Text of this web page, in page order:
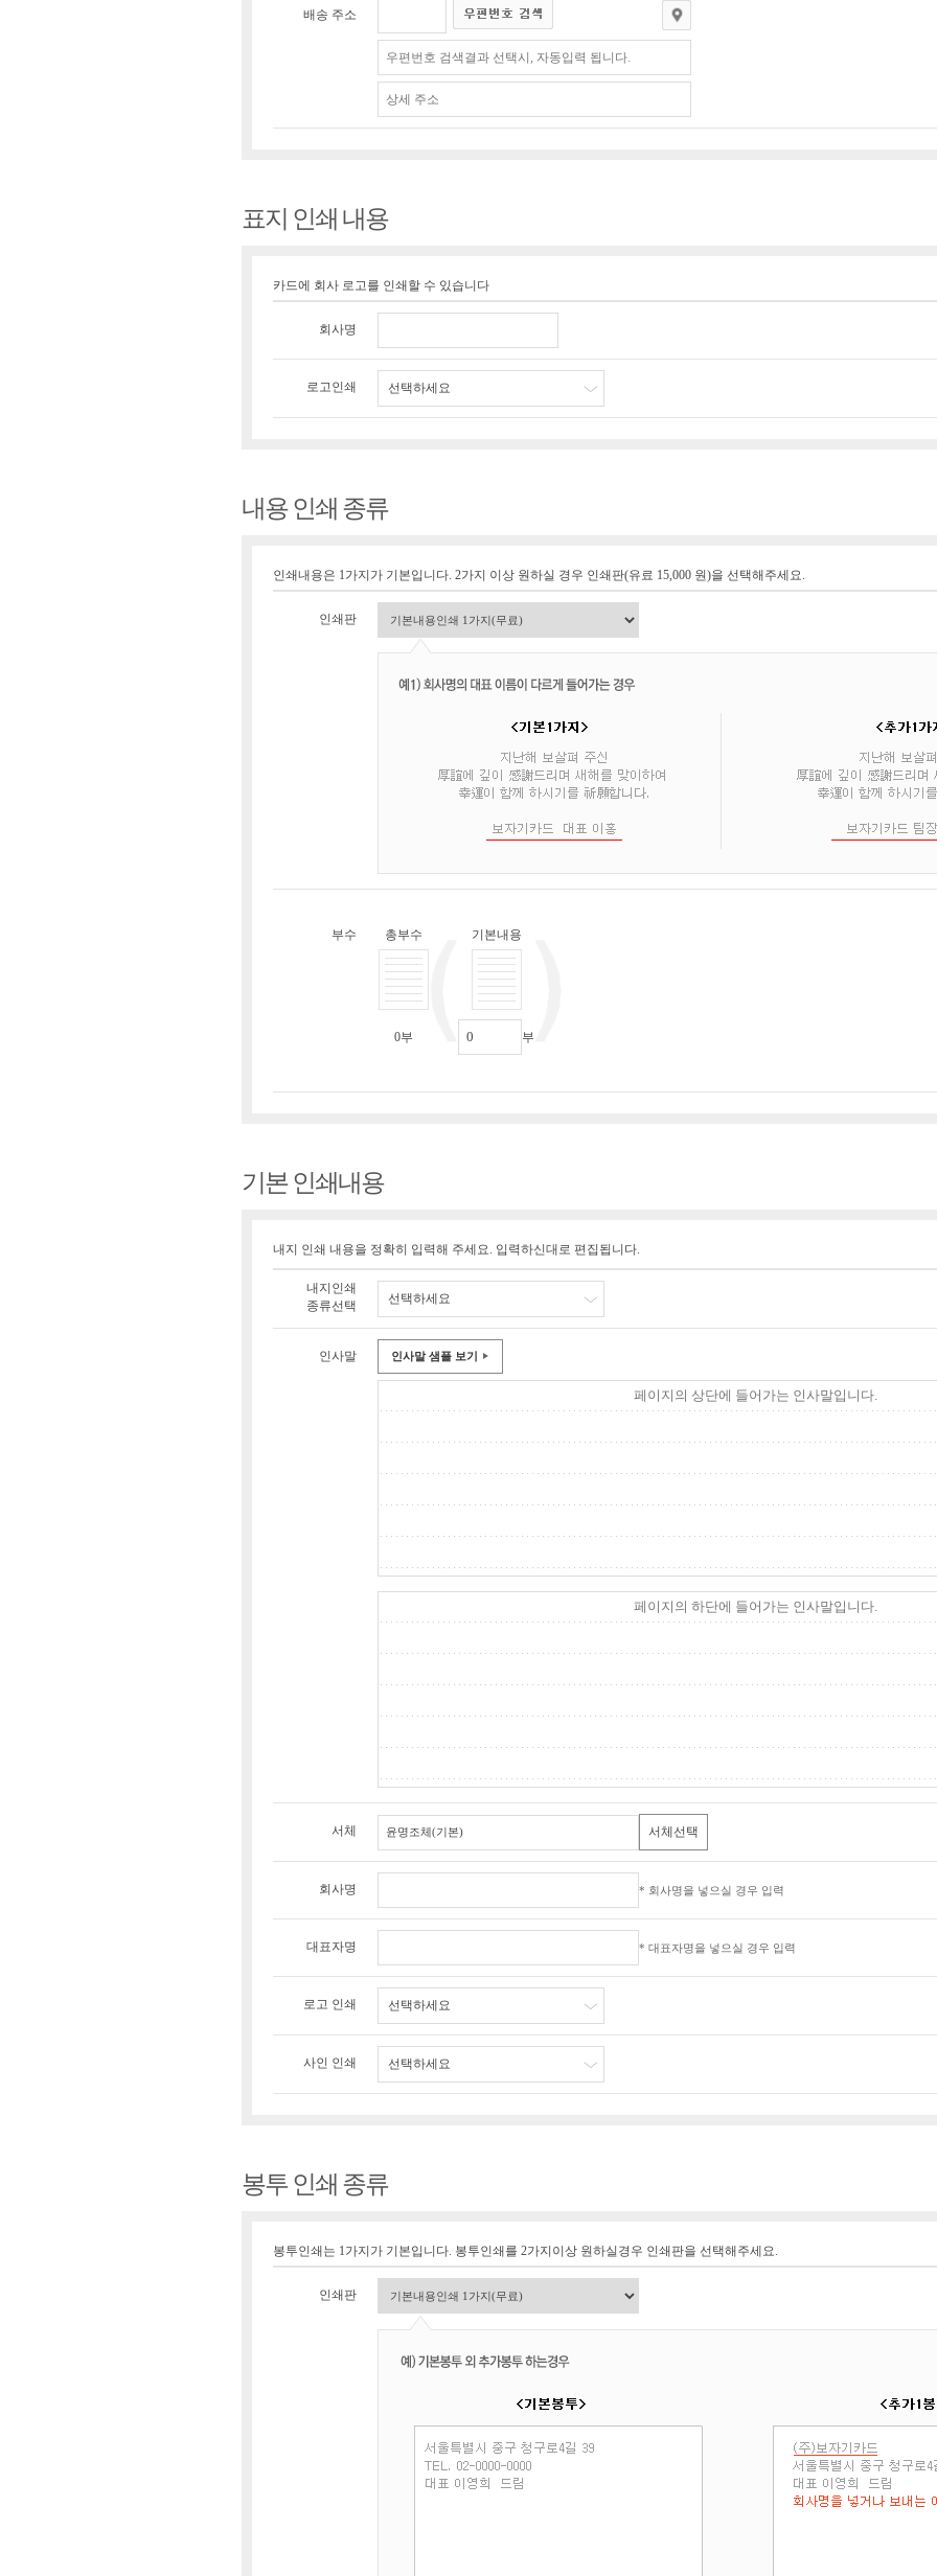
배송 주소
표지 인쇄 내용
카드에 회사 로고를 인쇄할 수 있습니다
회사명
로고인쇄 선택하세요
내용 인쇄 종류
인쇄내용은 1가지가 기본입니다. 2가지 이상 원하실 경우 인쇄판(유료 15,000 원)을 선택해주세요.
인쇄판
부수 총부수
0부
기본내용
부
기본 인쇄내용
내지 인쇄 내용을 정확히 입력해 주세요. 입력하신대로 편집됩니다.
내지인쇄
종류선택
선택하세요
인사말 인사말 샘플 보기
서체 서체선택
회사명 * 회사명을 넣으실 경우 입력
대표자명 * 대표자명을 넣으실 경우 입력
로고 인쇄 선택하세요
사인 인쇄 선택하세요
봉투 인쇄 종류
봉투인쇄는 1가지가 기본입니다. 봉투인쇄를 2가지이상 원하실경우 인쇄판을 선택해주세요.
인쇄판